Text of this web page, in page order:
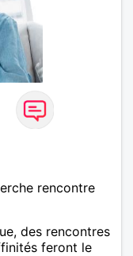
rencontre
des rencontres
feront le